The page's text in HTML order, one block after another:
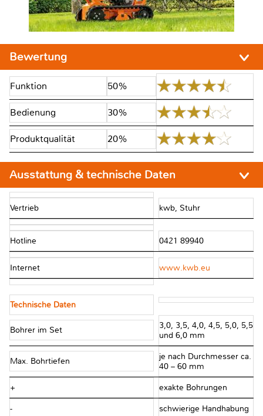
Bewertung
Funktion 50%
Bedienung 30%
Produktqualität 20%
Ausstattung & technische Daten
Vertrieb kwb, Stuhr
Hotline 0421 89940
Internet www.kwb.eu
Technische Daten
Bohrer im Set
3,0, 3,5, 4,0, 4,5, 5,0, 5,5
und 6,0 mm
Max. Bohrtiefen
je nach Durchmesser ca.
40 – 60 mm
+ exakte Bohrungen
- schwierige Handhabung